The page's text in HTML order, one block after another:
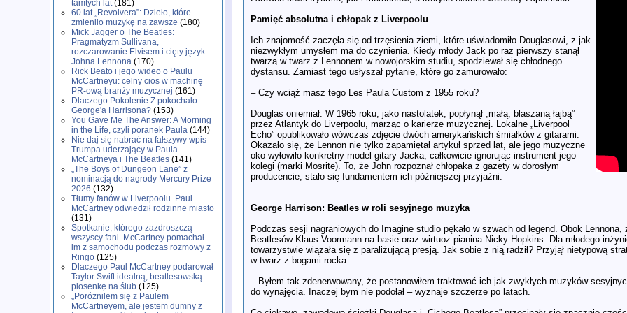
tamtych lat(181)
60 lat „Revolvera”: Dzieło, które
zmieniło muzykę na zawsze (180)
Mick Jagger o The Beatles:
Pragmatyzm Sullivana,
rozczarowanie Elvisem i cięty język
Johna Lennona (170)
Rick Beato i jego wideo o Paulu
McCartneyu: celny cios w machinę
PR-ową branży muzycznej (161)
Dlaczego Pokolenie Z pokochało
George'a Harrisona? (153)
You Gave Me The Answer: A Morning
in the Life, czyli poranek Paula (144)
Nie daj się nabrać na fałszywy wpis
Trumpa uderzający w Paula
McCartneya i The Beatles (141)
„The Boys of Dungeon Lane” z
nominacją do nagrody Mercury Prize
2026 (132)
Tłumy fanów w Liverpoolu. Paul
McCartney odwiedził rodzinne miasto
(131)
Spotkanie, którego zazdroszczą
wszyscy fani. McCartney pomachał
im z samochodu podczas rozmowy z
Ringo (125)
Dlaczego Paul McCartney podarował
Taylor Swift idealną, beatlesowską
piosenkę na ślub (125)
„Poróżniłem się z Paulem
McCartneyem, ale jestem dumny z
Pamięć absolutna i chłopak z Liverpoolu
Ich znajomość zaczęła się od trzęsienia ziemi, które uświadomiło Douglasowi, z jak
niezwykłym umysłem ma do czynienia. Kiedy młody Jack po raz pierwszy stanął
twarzą w twarz z Lennonem w nowojorskim studiu, spodziewał się chłodnego
dystansu. Zamiast tego usłyszał pytanie, które go zamurowało:
– Czy wciąż masz tego Les Paula Custom z 1955 roku?
Douglas oniemiał. W 1965 roku, jako nastolatek, popłynął „małą, blaszaną łajbą”
przez Atlantyk do Liverpoolu, marząc o karierze muzycznej. Lokalne „Liverpool
Echo” opublikowało wówczas zdjęcie dwóch amerykańskich śmiałków z gitarami.
Okazało się, że Lennon nie tylko zapamiętał artykuł sprzed lat, ale jego muzyczne
oko wyłowiło konkretny model gitary Jacka, całkowicie ignorując instrument jego
kolegi (marki Mosrite). To, że John rozpoznał chłopaka z gazety w dorosłym
producencie, stało się fundamentem ich późniejszej przyjaźni.
George Harrison: Beatles w roli sesyjnego muzyka
Podczas sesji nagraniowych do Imagine studio pękało w szwach od legend. Obok
Beatlesów Klaus Voormann na basie oraz wirtuoz pianina Nicky Hopkins. Dla młodego
towarzystwie wiązała się z paraliżującą presją. Jak sobie z nią radził? Przyjął nietypową
w twarz z bogami rocka.
– Byłem tak zdenerwowany, że postanowiłem traktować ich jak zwykłych muzyków
do wynajęcia. Inaczej bym nie podołał – wyznaje szczerze po latach.